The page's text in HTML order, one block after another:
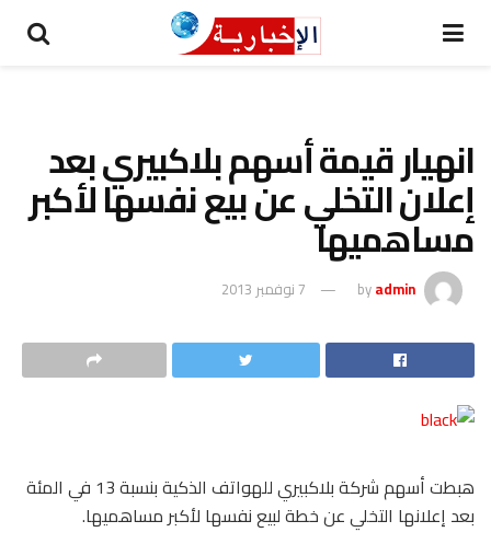
انهيار قيمة أسهم بلاكبيري بعد
إعلان التخلي عن بيع نفسها لأكبر
مساهميها
byadmin 7 نوفمبر 2013
هبطت أسهم شركة بلاكبيري للهواتف الذكية بنسبة 13 في المئة
بعد إعلانها التخلي عن خطة لبيع نفسها لأكبر مساهميها.